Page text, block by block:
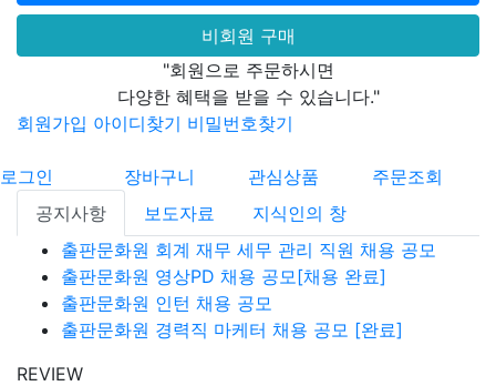
비회원 구매
"회원으로 주문하시면
다양한 혜택을 받을 수 있습니다."
회원가입 아이디찾기 비밀번호찾기
로그인 장바구니 관심상품
주문조회
공지사항
보도자료
지식인의 창
출판문화원 회계 재무 세무 관리 직원 채용 공모
출판문화원 영상PD 채용 공모[채용 완료]
출판문화원 인턴 채용 공모
출판문화원 경력직 마케터 채용 공모 [완료]
REVIEW